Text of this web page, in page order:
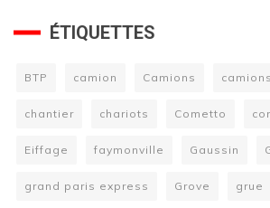
ÉTIQUETTES
BTP camion Camions
chantier chariots Cometto
Eiffage faymonville Gaussin
grand paris express Grove grue